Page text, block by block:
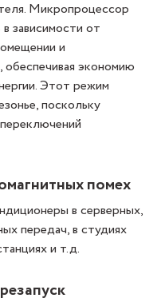
Микропроцессор
зависимости от
и
обеспечивая экономию
Этот режим
поскольку
помех
в серверных,
передач, в студиях
и т.д.